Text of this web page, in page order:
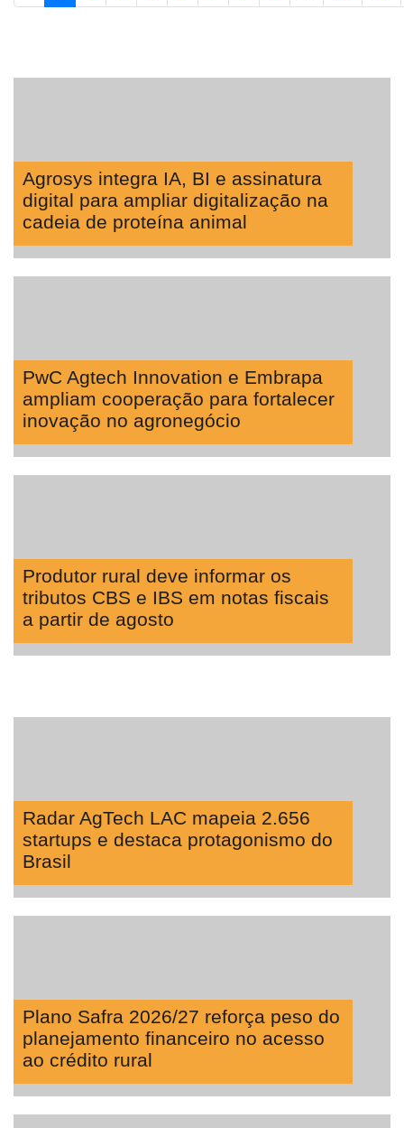
Agrosys integra IA, BI e assinatura
digital para ampliar digitalização na
cadeia de proteína animal
PwC Agtech Innovation e Embrapa
ampliam cooperação para fortalecer
inovação no agronegócio
Produtor rural deve informar os
tributos CBS e IBS em notas fiscais
a partir de agosto
Radar AgTech LAC mapeia 2.656
startups e destaca protagonismo do
Brasil
Plano Safra 2026/27 reforça peso do
planejamento financeiro no acesso
ao crédito rural